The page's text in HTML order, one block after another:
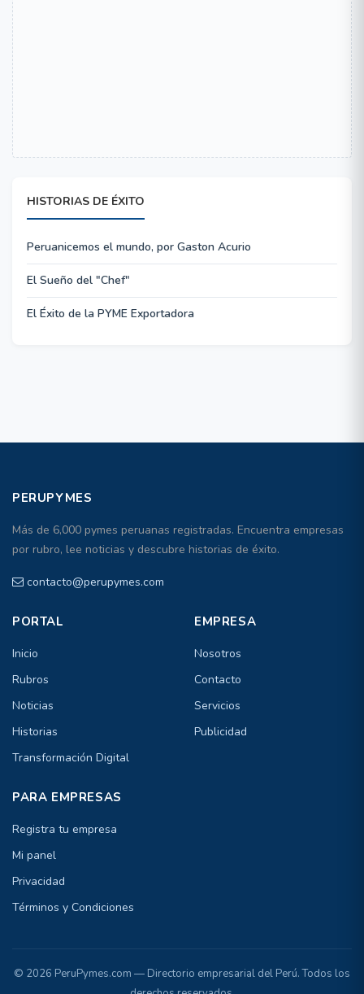
HISTORIAS DE ÉXITO
Peruanicemos el mundo, por Gaston Acurio
El Sueño del "Chef"
El Éxito de la PYME Exportadora
PERUPYMES
Más de 6,000 pymes peruanas registradas. Encuentra empresas
por rubro, lee noticias y descubre historias de éxito.
contacto@perupymes.com
PORTAL
Inicio
Rubros
Noticias
Historias
Transformación Digital
EMPRESA
Nosotros
Contacto
Servicios
Publicidad
PARA EMPRESAS
Registra tu empresa
Mi panel
Privacidad
Términos y Condiciones
© 2026 PeruPymes.com — Directorio empresarial del Perú. Todos los